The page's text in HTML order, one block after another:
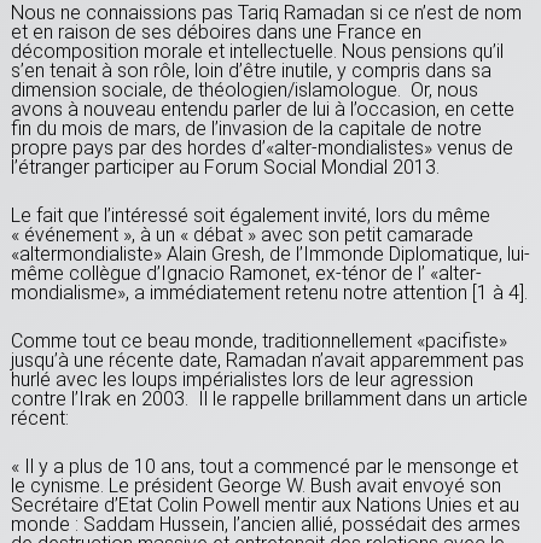
Nous ne connaissions pas Tariq Ramadan si ce n’est de nom
et en raison de ses déboires dans une France en
décomposition morale et intellectuelle. Nous pensions qu’il
s’en tenait à son rôle, loin d’être inutile, y compris dans sa
dimension sociale, de théologien/islamologue. Or, nous
avons à nouveau entendu parler de lui à l’occasion, en cette
fin du mois de mars, de l’invasion de la capitale de notre
propre pays par des hordes d’«alter-mondialistes» venus de
l’étranger participer au Forum Social Mondial 2013.
Le fait que l’intéressé soit également invité, lors du même
« événement », à un « débat » avec son petit camarade
«altermondialiste» Alain Gresh, de l’Immonde Diplomatique, lui-
même collègue d’Ignacio Ramonet, ex-ténor de l’ «alter-
mondialisme», a immédiatement retenu notre attention [1 à 4].
Comme tout ce beau monde, traditionnellement «pacifiste»
jusqu’à une récente date, Ramadan n’avait apparemment pas
hurlé avec les loups impérialistes lors de leur agression
contre l’Irak en 2003. Il le rappelle brillamment dans un article
récent:
« Il y a plus de 10 ans, tout a commencé par le mensonge et
le cynisme. Le président George W. Bush avait envoyé son
Secrétaire d’Etat Colin Powell mentir aux Nations Unies et au
monde : Saddam Hussein, l’ancien allié, possédait des armes